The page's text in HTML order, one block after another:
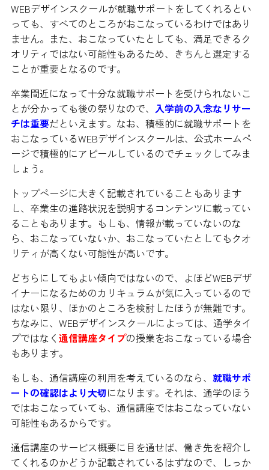
WEBデザインスクールが就職サポートをしてくれるとい
っても、すべてのところがおこなっているわけではあり
ません。また、おこなっていたとしても、満足できるク
オリティではない可能性もあるため、 きちんと選定する
ことが重要となるのです。
卒業間近になって十分な就職サポートを受けられないこ
とが分かっても後の祭りなので、 入学前の入念なリサー
チは重要だといえます。なお、積極的に就職サポートを
おこなっているWEBデザインスクールは、公式ホームペ
ージで積極的にアピールしているのでチェックしてみま
しょう。
トップページに大きく記載されていることもあります
し、卒業生の進路状況を説明するコンテンツに載ってい
ることもあります。もしも、情報が載っていないのな
ら、おこなっていないか、おこなっていたとしてもクオ
リティが高くない可能性が高いです。
どちらにしてもよい傾向ではないので、よほどWEBデザ
イナーになるためのカリキュラムが気に入っているので
はない限り、ほかのところを検討したほうが無難です。
ちなみに、WEBデザインスクールによっては、通学タイ
プではなく 通信講座タイプの授業をおこなっている場合
もあります。
もしも、通信講座の利用を考えているのなら、 就職サポ
ートの確認はより大切になります。それは、通学のほう
ではおこなっていても、通信講座ではおこなっていない
可能性もあるからです。
通信講座のサービス概要に目を通せば、働き先を紹介し
てくれるのかどうか記載されているはずなので、しっか